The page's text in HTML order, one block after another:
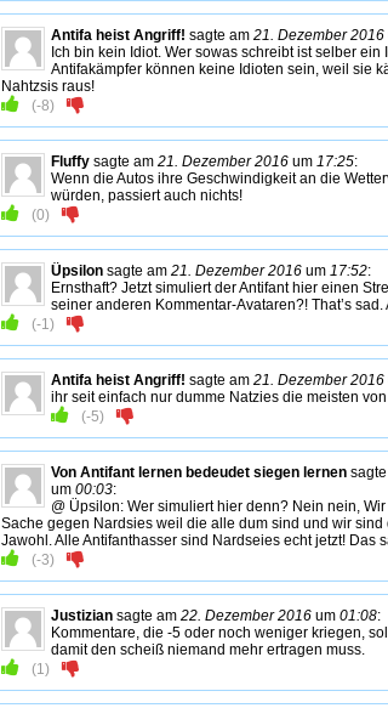
Antifa heist Angriff! sagte am 21. Dezember 2016
Ich bin kein Idiot. Wer sowas schreibt ist selber ein
Antifakämpfer können keine Idioten sein, weil sie
Nahtzsis raus!
(-8)
Fluffy sagte am 21. Dezember 2016 um 17:25:
Wenn die Autos ihre Geschwindigkeit an die
würden, passiert auch nichts!
(0)
Üpsilon sagte am 21. Dezember 2016 um 17:52:
Ernsthaft? Jetzt simuliert der Antifant hier einen
seiner anderen Kommentar-Avataren?! That’s sad.
(-1 )
Antifa heist Angriff! sagte am 21. Dezember 2016
ihr seit einfach nur dumme Natzies die meisten
(-5)
Von Antifant lernen bedeudet siegen lernen
um 00:03:
@ Üpsilon: Wer simuliert hier denn? Nein nein,
Sache gegen Nardsies weil die alle dum sind und wir sind
Jawohl. Alle Antifanthasser sind Nardseies echt jetzt! Das
(-3)
Justizian sagte am 22. Dezember 2016 um 01:08:
Kommentare, die -5 oder noch weniger kriegen,
damit den scheiß niemand mehr ertragen muss.
(1 )